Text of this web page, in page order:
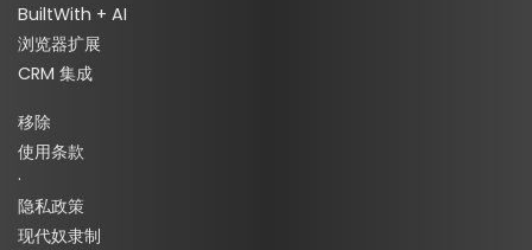
BuiltWith + AI
浏览器扩展
CRM 集成
移除
使用条款
·
隐私政策
现代奴隶制